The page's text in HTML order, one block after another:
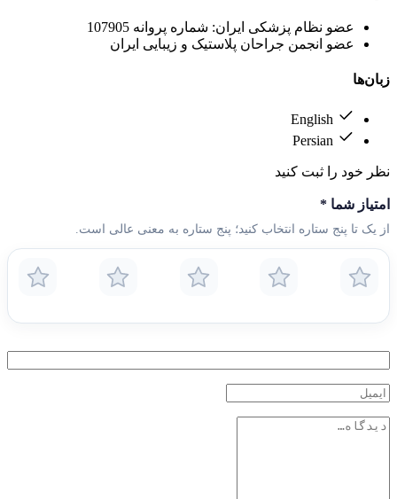
عضو نظام پزشکی ایران: شماره پروانه 107905
عضو انجمن جراحان پلاستیک و زیبایی ایران
زبان‌ها
نظر خود را ثبت کنید
امتیاز شما *
از یک تا پنج ستاره انتخاب کنید؛ پنج ستاره به معنی عالی است.